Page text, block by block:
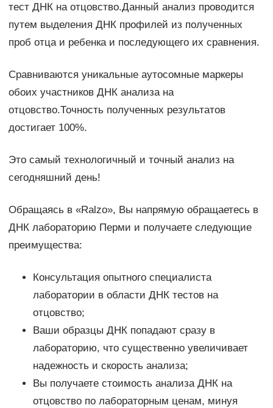
тест ДНК на отцовство.Данный анализ проводится
путем выделения ДНК профилей из полученных
проб отца и ребенка и последующего их сравнения.
Сравниваются уникальные аутосомные маркеры
обоих участников ДНК анализа на
отцовство.Точность полученных результатов
достигает 100%.
Это самый технологичный и точный анализ на
сегодняшний день!
Обращаясь в «Ralzo», Вы напрямую обращаетесь в
ДНК лабораторию Перми и получаете следующие
преимущества:
Консультация опытного специалиста
лаборатории в области ДНК тестов на
отцовство;
Ваши образцы ДНК попадают сразу в
лабораторию, что существенно увеличивает
надежность и скорость анализа;
Вы получаете стоимость анализа ДНК на
отцовство по лабораторным ценам, минуя